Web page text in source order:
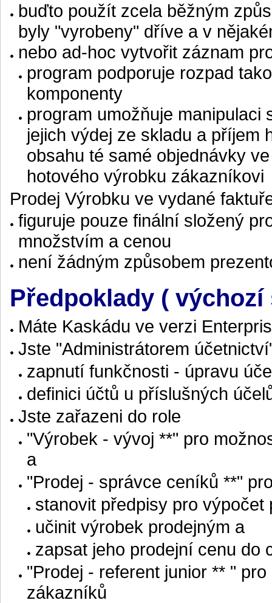
buďto použít zcela běžným
byly "vyrobeny" dříve a v
nebo ad-hoc vytvořit záznam
program podporuje rozpad
komponenty
program umožňuje manipulaci
jejich výdej ze skladu a příjem
obsahu té samé objednávky
hotového výrobku zákazníkovi
Prodej Výrobku ve vydané
figuruje pouze finální složený
množstvím a cenou
není žádným způsobem
Předpoklady ( výchozí
Máte Kaskádu ve verzi
Jste "Administrátorem
zapnutí funkčnosti - úpravu
definici účtů u příslušných
Jste zařazeni do role
"Výrobek - vývoj **" pro
a
"Prodej - správce ceníků **"
stanovit předpisy pro výpočet
učinit výrobek prodejným a
zapsat jeho prodejní cenu do
"Prodej - referent junior ** "
zákazníků